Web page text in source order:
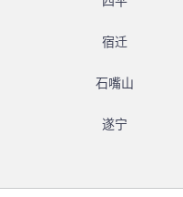
宿迁
石嘴山
遂宁